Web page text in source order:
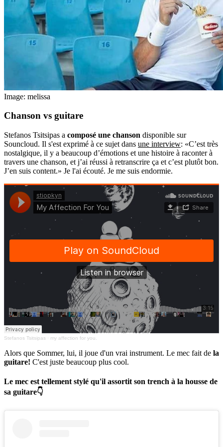
Image: melissa
Chanson vs guitare
Stefanos Tsitsipas a composé une chanson disponible sur
Souncloud. Il s'est exprimé à ce sujet dans une interview: «C’est très
nostalgique, il y a beaucoup d’émotions et une histoire à raconter à
travers une chanson, et j’ai réussi à retranscrire ça et c’est plutôt bon.
J’en suis content.» Je l'ai écouté. Je me suis endormie.
Stefanos Tsitsipas · my affection for you.
Alors que Sommer, lui, il joue d'un vrai instrument. Le mec fait de la
guitare! C'est juste beaucoup plus cool.
Le mec est tellement stylé qu'il assortit son trench à la housse de
sa guitare👇